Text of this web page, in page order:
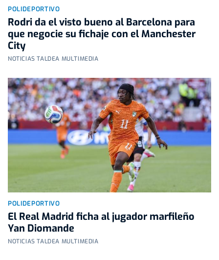
POLIDEPORTIVO
Rodri da el visto bueno al Barcelona para
que negocie su fichaje con el Manchester
City
NOTICIAS TALDEA MULTIMEDIA
POLIDEPORTIVO
El Real Madrid ficha al jugador marfileño
Yan Diomande
NOTICIAS TALDEA MULTIMEDIA